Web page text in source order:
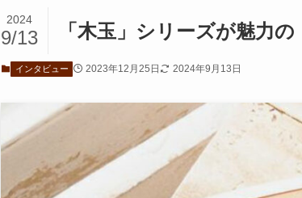
「木玉」シリーズが魅力
2024
9/13
インタビュー 2023年12月25日 2024年9月13日